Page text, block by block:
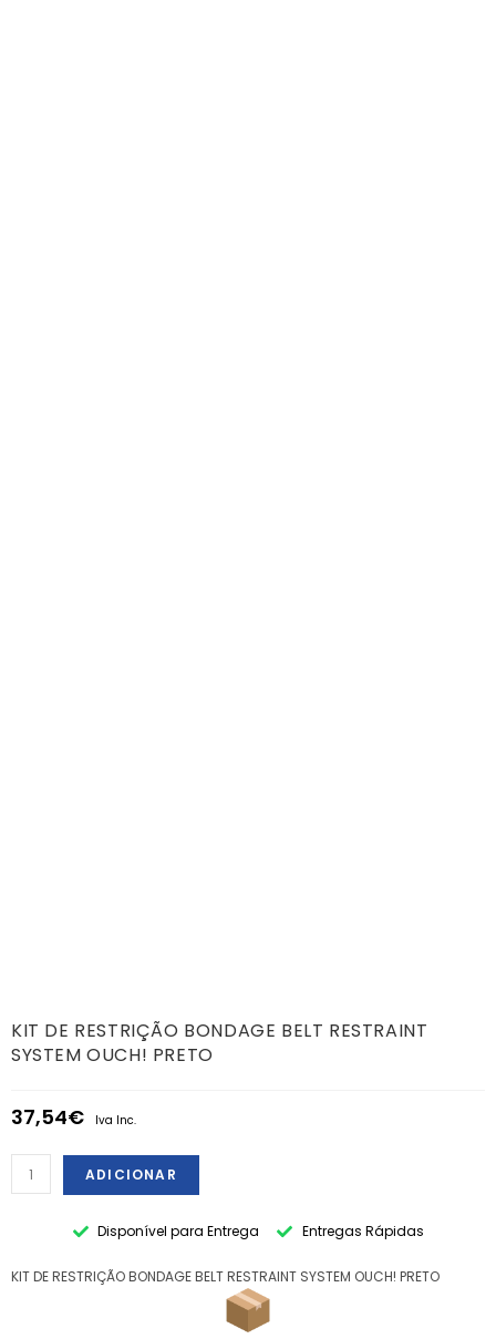
KIT DE RESTRIÇÃO BONDAGE BELT RESTRAINT
SYSTEM OUCH! PRETO
37,54€ Iva Inc.
ADICIONAR
Disponível para Entrega Entregas Rápidas
KIT DE RESTRIÇÃO BONDAGE BELT RESTRAINT SYSTEM OUCH! PRETO